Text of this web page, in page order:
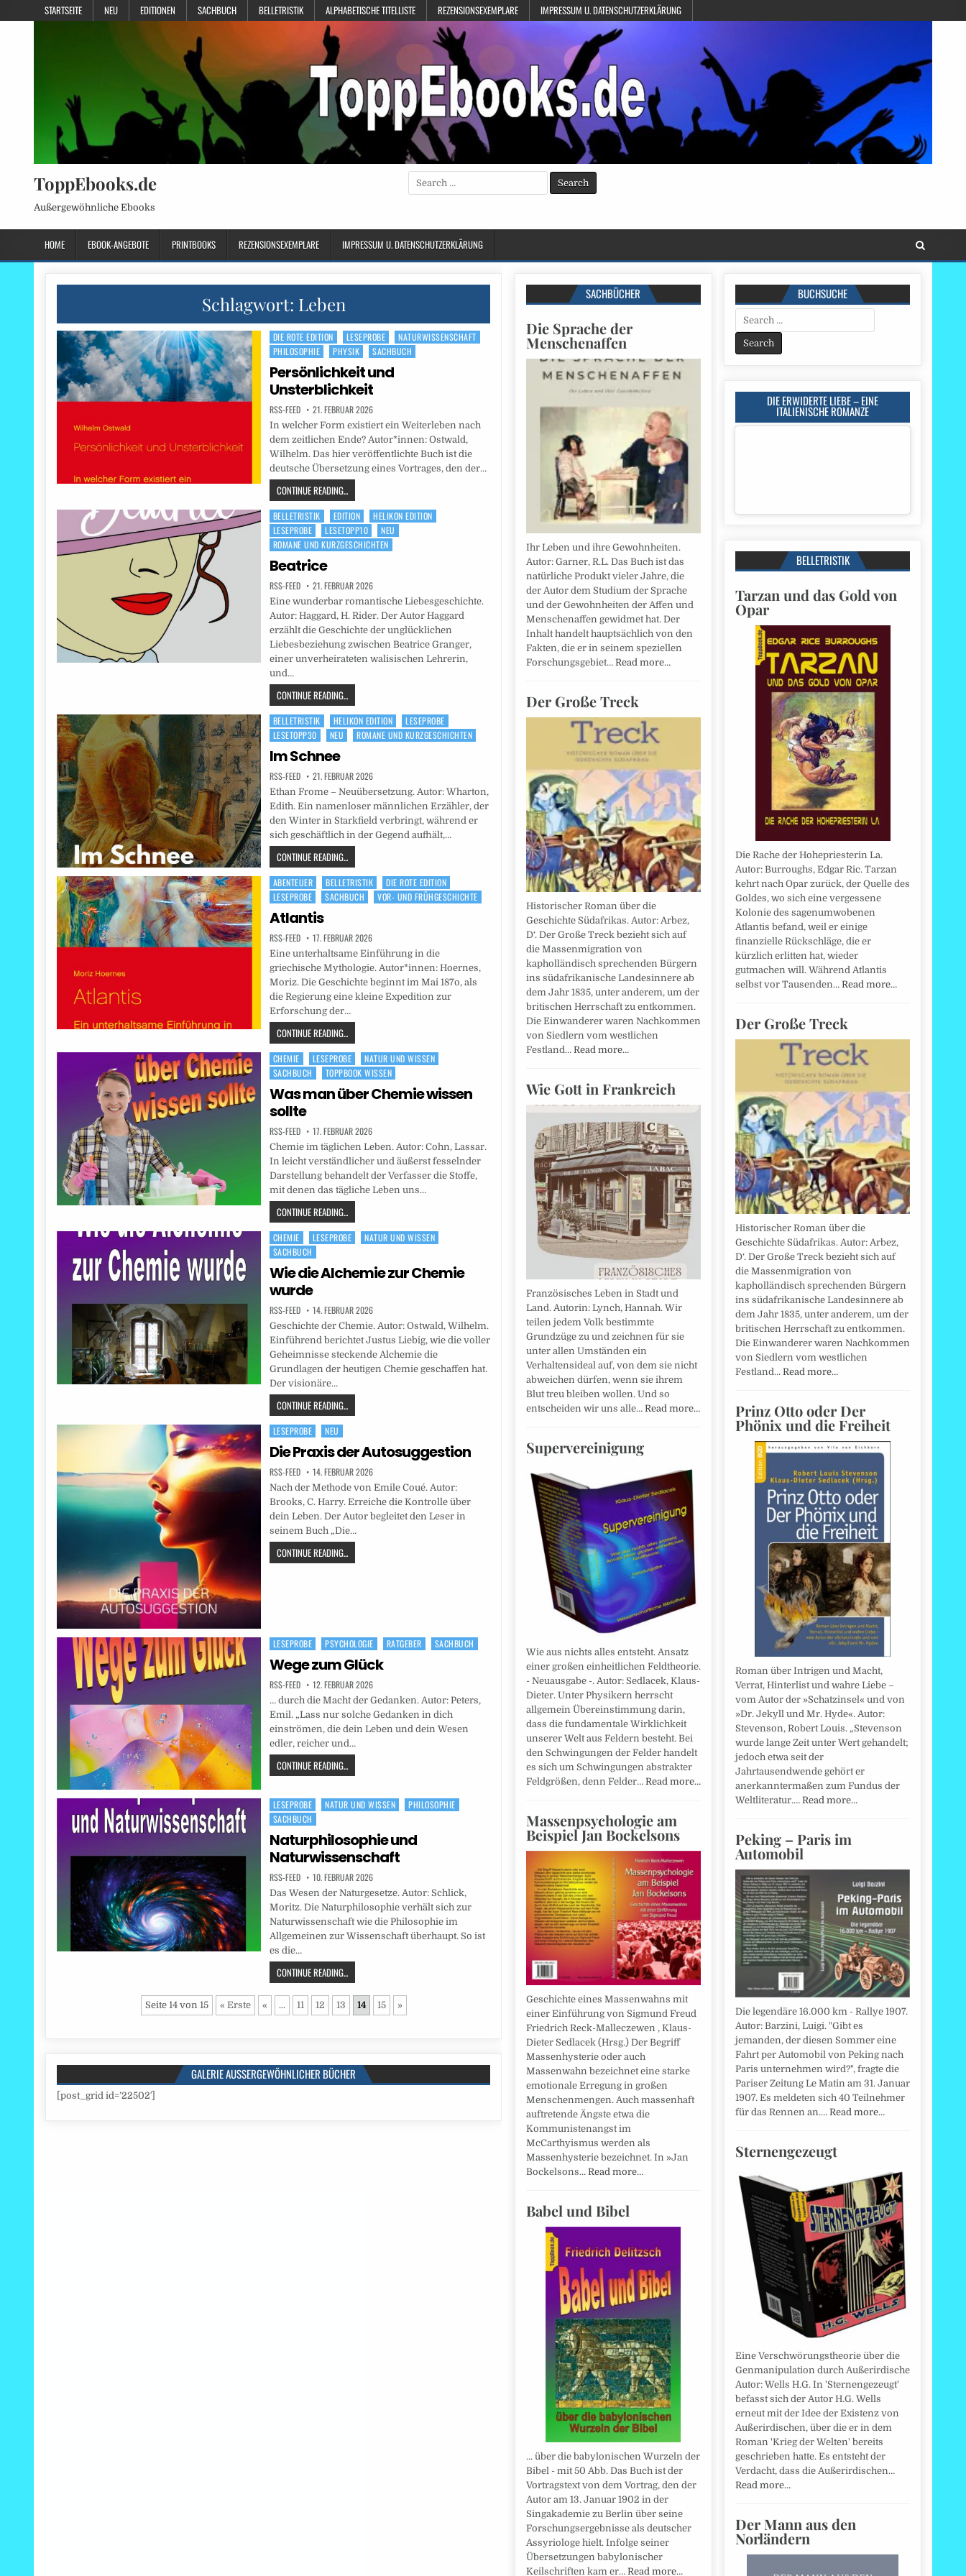
STARTSEITE NEU EDITIONEN SACHBUCH BELLETRISTIK ALPHABETISCHE TITELLISTE REZENSIONSEXEMPLARE IMPRESSUM U. DATENSCHUTZERKLÄRUNG
ToppEbooks.de
Außergewöhnliche Ebooks
Search
for:
HOME EBOOK-ANGEBOTE PRINTBOOKS REZENSIONSEXEMPLARE IMPRESSUM U. DATENSCHUTZERKLÄRUNG
Schlagwort: Leben
Posted
in
DIE ROTE EDITION LESEPROBE
NATURWISSENSCHAFT
PHILOSOPHIE
PHYSIK SACHBUCH
Persönlichkeit und
Unsterblichkeit
RSS-FEED 21. FEBRUAR 2026
In welcher Form existiert ein Weiterleben nach
dem zeitlichen Ende? Autor*innen: Ostwald,
Wilhelm. Das hier veröffentlichte Buch ist die
deutsche Übersetzung eines Vortrages, den der…
CONTINUE READING...
Posted
in
BELLETRISTIK EDITION
HELIKON EDITION
LESEPROBE
LESETOPP10
NEU
ROMANE UND KURZGESCHICHTEN
Beatrice
RSS-FEED 21. FEBRUAR 2026
Eine wunderbar romantische Liebesgeschichte.
Autor: Haggard, H. Rider. Der Autor Haggard
erzählt die Geschichte der unglücklichen
Liebesbeziehung zwischen Beatrice Granger,
einer unverheirateten walisischen Lehrerin,
und…
CONTINUE READING...
Posted
in
BELLETRISTIK HELIKON EDITION
LESEPROBE
LESETOPP30
NEU ROMANE UND KURZGESCHICHTEN
Im Schnee
RSS-FEED 21. FEBRUAR 2026
Ethan Frome – Neuübersetzung. Autor: Wharton,
Edith. Ein namenloser männlichen Erzähler, der
den Winter in Starkfield verbringt, während er
sich geschäftlich in der Gegend aufhält,…
CONTINUE READING...
Posted
in
ABENTEUER BELLETRISTIK
DIE ROTE EDITION
LESEPROBE
SACHBUCH VOR- UND FRÜHGESCHICHTE
Atlantis
RSS-FEED 17. FEBRUAR 2026
Eine unterhaltsame Einführung in die
griechische Mythologie. Autor*innen: Hoernes,
Moriz. Die Geschichte beginnt im Mai 187o, als
die Regierung eine kleine Expedition zur
Erforschung der…
CONTINUE READING...
Posted
in
CHEMIE LESEPROBE
NATUR UND WISSEN
SACHBUCH
TOPPBOOK WISSEN
Was man über Chemie wissen
sollte
RSS-FEED 17. FEBRUAR 2026
Chemie im täglichen Leben. Autor: Cohn, Lassar.
In leicht verständlicher und äußerst fesselnder
Darstellung behandelt der Verfasser die Stoffe,
mit denen das tägliche Leben uns…
CONTINUE READING...
Posted
in
CHEMIE LESEPROBE
NATUR UND WISSEN
SACHBUCH
Wie die Alchemie zur Chemie
wurde
RSS-FEED 14. FEBRUAR 2026
Geschichte der Chemie. Autor: Ostwald, Wilhelm.
Einführend berichtet Justus Liebig, wie die voller
Geheimnisse steckende Alchemie die
Grundlagen der heutigen Chemie geschaffen hat.
Der visionäre…
CONTINUE READING...
Posted
in
LESEPROBE NEU
Die Praxis der Autosuggestion
RSS-FEED 14. FEBRUAR 2026
Nach der Methode von Emile Coué. Autor:
Brooks, C. Harry. Erreiche die Kontrolle über
dein Leben. Der Autor begleitet den Leser in
seinem Buch „Die…
CONTINUE READING...
Posted
in
LESEPROBE PSYCHOLOGIE RATGEBER SACHBUCH
Wege zum Glück
RSS-FEED 12. FEBRUAR 2026
… durch die Macht der Gedanken. Autor: Peters,
Emil. „Lass nur solche Gedanken in dich
einströmen, die dein Leben und dein Wesen
edler, reicher und…
CONTINUE READING...
Posted
in
LESEPROBE NATUR UND WISSEN
PHILOSOPHIE
SACHBUCH
Naturphilosophie und
Naturwissenschaft
RSS-FEED 10. FEBRUAR 2026
Das Wesen der Naturgesetze. Autor: Schlick,
Moritz. Die Naturphilosophie verhält sich zur
Naturwissenschaft wie die Philosophie im
Allgemeinen zur Wissenschaft überhaupt. So ist
es die…
CONTINUE READING...
Seite 14 von 15 « Erste « ... 11 12 13 14 15 »
GALERIE AUSSERGEWÖHNLICHER BÜCHER
[post_grid id=’22502′]
SACHBÜCHER
Die Sprache der
Menschenaffen
Ihr Leben und ihre Gewohnheiten.
Autor: Garner, R.L. Das Buch ist das
natürliche Produkt vieler Jahre, die
der Autor dem Studium der Sprache
und der Gewohnheiten der Affen und
Menschenaffen gewidmet hat. Der
Inhalt handelt hauptsächlich von den
Fakten, die er in seinem speziellen
Forschungsgebiet… Read more…
Der Große Treck
Historischer Roman über die
Geschichte Südafrikas. Autor: Arbez,
D‘. Der Große Treck bezieht sich auf
die Massenmigration von
kapholländisch sprechenden Bürgern
ins südafrikanische Landesinnere ab
dem Jahr 1835, unter anderem, um der
britischen Herrschaft zu entkommen.
Die Einwanderer waren Nachkommen
von Siedlern vom westlichen
Festland… Read more…
Wie Gott in Frankreich
Französisches Leben in Stadt und
Land. Autorin: Lynch, Hannah. Wir
teilen jedem Volk bestimmte
Grundzüge zu und zeichnen für sie
unter allen Umständen ein
Verhaltensideal auf, von dem sie nicht
abweichen dürfen, wenn sie ihrem
Blut treu bleiben wollen. Und so
entscheiden wir uns alle… Read more…
Supervereinigung
Wie aus nichts alles entsteht. Ansatz
einer großen einheitlichen Feldtheorie.
- Neuausgabe -. Autor: Sedlacek, Klaus-
Dieter. Unter Physikern herrscht
allgemein Übereinstimmung darin,
dass die fundamentale Wirklichkeit
unserer Welt aus Feldern besteht. Bei
den Schwingungen der Felder handelt
es sich um Schwingungen abstrakter
Feldgrößen, denn Felder… Read more…
Massenpsychologie am
Beispiel Jan Bockelsons
Geschichte eines Massenwahns mit
einer Einführung von Sigmund Freud
Friedrich Reck-Malleczewen , Klaus-
Dieter Sedlacek (Hrsg.) Der Begriff
Massenhysterie oder auch
Massenwahn bezeichnet eine starke
emotionale Erregung in großen
Menschenmengen. Auch massenhaft
auftretende Ängste etwa die
Kommunistenangst im
McCarthyismus werden als
Massenhysterie bezeichnet. In »Jan
Bockelsons… Read more…
Babel und Bibel
... über die babylonischen Wurzeln der
Bibel - mit 50 Abb. Das Buch ist der
Vortragstext von dem Vortrag, den der
Autor am 13. Januar 1902 in der
Singakademie zu Berlin über seine
Forschungsergebnisse als deutscher
Assyriologe hielt. Infolge seiner
Übersetzungen babylonischer
Keilschriften kam er… Read more…
BUCHSUCHE
Search
for:
DIE ERWIDERTE LIEBE – EINE
ITALIENISCHE ROMANZE
BELLETRISTIK
Tarzan und das Gold von
Opar
Die Rache der Hohepriesterin La.
Autor: Burroughs, Edgar Ric. Tarzan
kehrt nach Opar zurück, der Quelle des
Goldes, wo sich eine vergessene
Kolonie des sagenumwobenen
Atlantis befand, weil er einige
finanzielle Rückschläge, die er
kürzlich erlitten hat, wieder
gutmachen will. Während Atlantis
selbst vor Tausenden… Read more…
Der Große Treck
Historischer Roman über die
Geschichte Südafrikas. Autor: Arbez,
D‘. Der Große Treck bezieht sich auf
die Massenmigration von
kapholländisch sprechenden Bürgern
ins südafrikanische Landesinnere ab
dem Jahr 1835, unter anderem, um der
britischen Herrschaft zu entkommen.
Die Einwanderer waren Nachkommen
von Siedlern vom westlichen
Festland… Read more…
Prinz Otto oder Der
Phönix und die Freiheit
Roman über Intrigen und Macht,
Verrat, Hinterlist und wahre Liebe –
vom Autor der »Schatzinsel« und von
»Dr. Jekyll und Mr. Hyde«. Autor:
Stevenson, Robert Louis. „Stevenson
wurde lange Zeit unter Wert gehandelt;
jedoch etwa seit der
Jahrtausendwende gehört er
anerkanntermaßen zum Fundus der
Weltliteratur.… Read more…
Peking – Paris im
Automobil
Die legendäre 16.000 km - Rallye 1907.
Autor: Barzini, Luigi. "Gibt es
jemanden, der diesen Sommer eine
Fahrt per Automobil von Peking nach
Paris unternehmen wird?", fragte die
Pariser Zeitung Le Matin am 31. Januar
1907. Es meldeten sich 40 Teilnehmer
für das Rennen an.… Read more…
Sternengezeugt
Eine Verschwörungstheorie über die
Genmanipulation durch Außerirdische
Autor: Wells H.G. In 'Sternengezeugt'
befasst sich der Autor H.G. Wells
erneut mit der Idee der Existenz von
Außerirdischen, über die er in dem
Roman 'Krieg der Welten' bereits
geschrieben hatte. Es entsteht der
Verdacht, dass die Außerirdischen…
Read more…
Der Mann aus den
Norländern